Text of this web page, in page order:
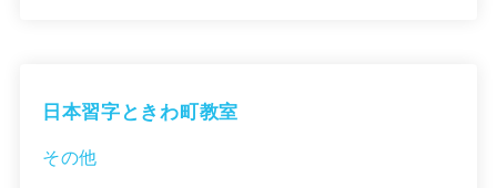
日本習字ときわ町教室
その他